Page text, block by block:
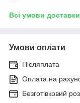
Всі умови доставки
Умови оплати
Післяплата
Оплата на
Безготівковий